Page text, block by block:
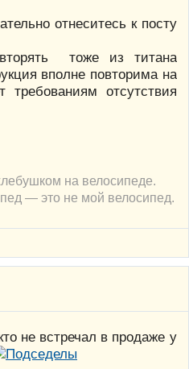
отнеситесь к посту
тоже из титана
вполне повторима на
требованиям отсутствия
на велосипеде.
— это не мой велосипед.
не встречал в продаже у